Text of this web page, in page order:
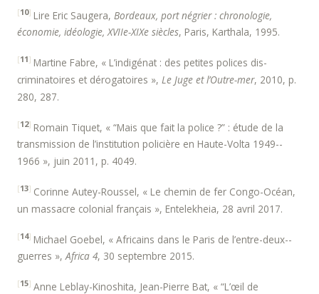
[10] Lire Eric Saugera, Bordeaux, port négrier : chronologie,
économie, idéologie, XVIIe-­XIXe siècles, Paris, Karthala, 1995.
[11] Martine Fabre, « L’indigénat : des petites polices dis-
criminatoires et dérogatoires », Le Juge et l’Outre­-mer, 2010, p.
280, 287.
[12] Romain Tiquet, « “Mais que fait la police ?” : étude de la
transmission de l’institution policière en Haute­-Volta 1949-­
1966 », juin 2011, p. 40­49.
[13] Corinne Autey-­Roussel, « Le chemin de fer Congo-Océan,
un massacre colonial français », Entelekheia, 28 avril 2017.
[14] Michael Goebel, « Africains dans le Paris de l’entre-deux-­
guerres »,Africa 4, 30 septembre 2015.
[15] Anne Leblay­-Kinoshita, Jean-­Pierre Bat, « “L’œil de